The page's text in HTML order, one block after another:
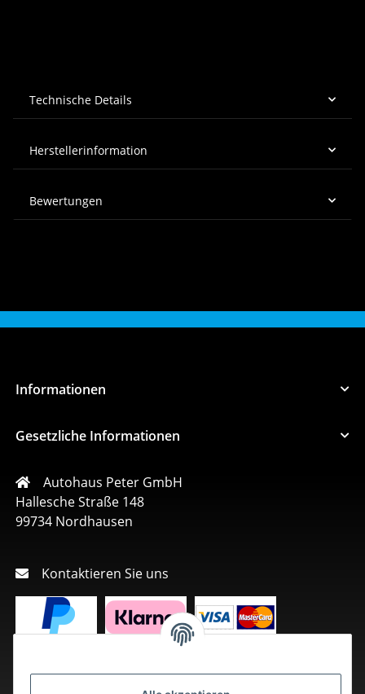
Technische Details
Herstellerinformation
Bewertungen
Informationen
Gesetzliche Informationen
Autohaus Peter GmbH
Hallesche Straße 148
99734 Nordhausen
Kontaktieren Sie uns